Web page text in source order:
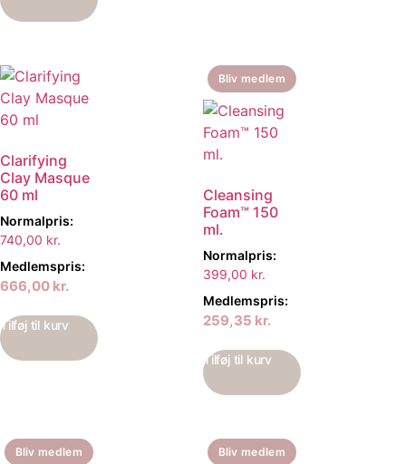
Clarifying
Clay Masque
60 ml
Normalpris:
740,00 kr.
Medlemspris:
666,00 kr.
Tilføj til kurv
Bliv medlem
Cleansing
Foam™ 150
ml.
Normalpris:
399,00 kr.
Medlemspris:
259,35 kr.
Tilføj til kurv
Bliv medlem Bliv medlem